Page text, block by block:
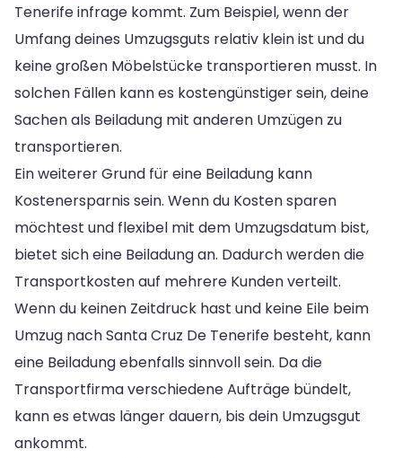
Tenerife infrage kommt. Zum Beispiel, wenn der
Umfang deines Umzugsguts relativ klein ist und du
keine großen Möbelstücke transportieren musst. In
solchen Fällen kann es kostengünstiger sein, deine
Sachen als Beiladung mit anderen Umzügen zu
transportieren.
Ein weiterer Grund für eine Beiladung kann
Kostenersparnis sein. Wenn du Kosten sparen
möchtest und flexibel mit dem Umzugsdatum bist,
bietet sich eine Beiladung an. Dadurch werden die
Transportkosten auf mehrere Kunden verteilt.
Wenn du keinen Zeitdruck hast und keine Eile beim
Umzug nach Santa Cruz De Tenerife besteht, kann
eine Beiladung ebenfalls sinnvoll sein. Da die
Transportfirma verschiedene Aufträge bündelt,
kann es etwas länger dauern, bis dein Umzugsgut
ankommt.